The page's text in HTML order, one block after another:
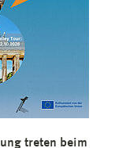
treten beim